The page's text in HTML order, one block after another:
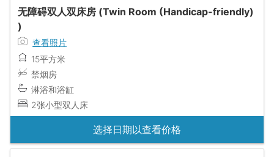
无障碍双人双床房 (Twin Room (Handicap-friendly)
)
查看照片
15平方米
禁烟房
淋浴和浴缸
2张小型双人床
选择日期以查看价格